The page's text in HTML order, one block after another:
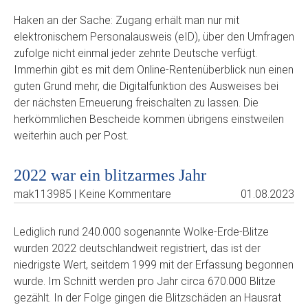
Haken an der Sache: Zugang erhält man nur mit
elektronischem Personalausweis (eID), über den Umfragen
zufolge nicht einmal jeder zehnte Deutsche verfügt.
Immerhin gibt es mit dem Online-Rentenüberblick nun einen
guten Grund mehr, die Digitalfunktion des Ausweises bei
der nächsten Erneuerung freischalten zu lassen. Die
herkömmlichen Bescheide kommen übrigens einstweilen
weiterhin auch per Post.
2022 war ein blitzarmes Jahr
mak113985 | Keine Kommentare 01.08.2023
Lediglich rund 240.000 sogenannte Wolke-Erde-Blitze
wurden 2022 deutschlandweit registriert, das ist der
niedrigste Wert, seitdem 1999 mit der Erfassung begonnen
wurde. Im Schnitt werden pro Jahr circa 670.000 Blitze
gezählt. In der Folge gingen die Blitzschäden an Hausrat